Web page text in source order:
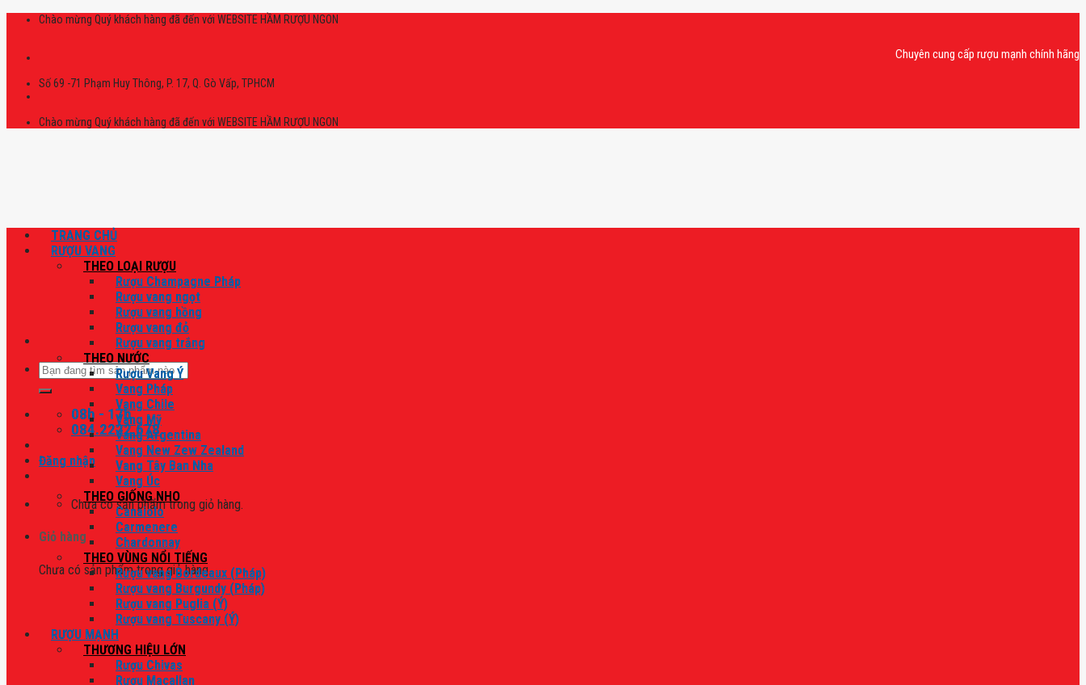
Skip
Chào mừng Quý khách hàng đã đến với WEBSITE HẦM RƯỢU NGON
Chuyên cung cấp rượu mạnh chính hãng, rượu
Số 69 -71 Phạm Huy Thông, P. 17, Q. Gò Vấp, TPHCM
Chào mừng Quý khách hàng đã đến với WEBSITE HẦM RƯỢU NGON
Tìm
kiếm:
08h - 17h
084.2222.678
Đăng nhập
Chưa có sản phẩm trong giỏ hàng.
Giỏ hàng
Chưa có sản phẩm trong giỏ hàng.
TRANG CHỦ
RƯỢU VANG
THEO LOẠI RƯỢU
Rượu Champagne Pháp
Rượu vang ngọt
Rượu vang hồng
Rượu vang đỏ
Rượu vang trắng
THEO NƯỚC
Rượu Vang Ý
Vang Pháp
Vang Chile
Vang Mỹ
Vang Argentina
Vang New Zew Zealand
Vang Tây Ban Nha
Vang Úc
THEO GIỐNG NHO
Canaiolo
Carmenere
Chardonnay
THEO VÙNG NỔI TIẾNG
Rượu vang Bordeaux (Pháp)
Rượu vang Burgundy (Pháp)
Rượu vang Puglia (Ý)
Rượu vang Tuscany (Ý)
RƯỢU MẠNH
THƯƠNG HIỆU LỚN
Rượu Chivas
Rượu Macallan